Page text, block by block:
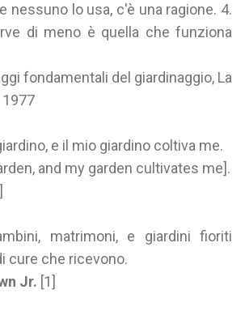
nessuno lo usa, c'è una ragione. 4.
di meno è quella che funziona
fondamentali del giardinaggio, La
1977
e il mio giardino coltiva me.
and my garden cultivates me].
matrimoni, e giardini fioriti
cure che ricevono.
Jr. [1]